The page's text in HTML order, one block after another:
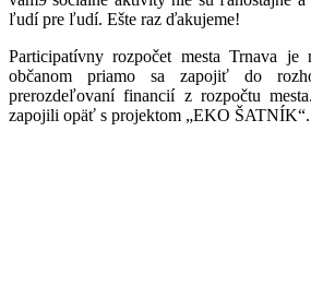
ľudí pre ľudí. Ešte raz ďakujeme!
Participatívny rozpočet mesta Trnava je
občanom priamo sa zapojiť do
prerozdeľovaní financií z rozpočtu
zapojili opäť s projektom „EKO ŠATNÍK“.